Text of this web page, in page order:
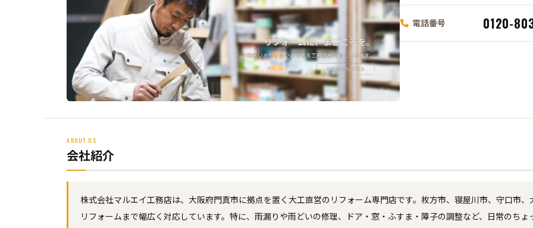
電話番号 0120-
ABOUT US
会社紹介
株式会社マルエイ工務店は、大阪府門真市に拠点を置く大工直営のリフォーム専門店です。枚方市、寝屋川市、守口市
リフォームまで幅広く対応しています。特に、雨漏りや雨どいの修理、ドア・窓・ふすま・障子の調整など、日常のち